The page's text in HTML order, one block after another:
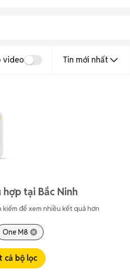
video Tin mới nhất
tại Bắc Ninh
để xem nhiều kết quả hơn
One M8
cả bộ lọc